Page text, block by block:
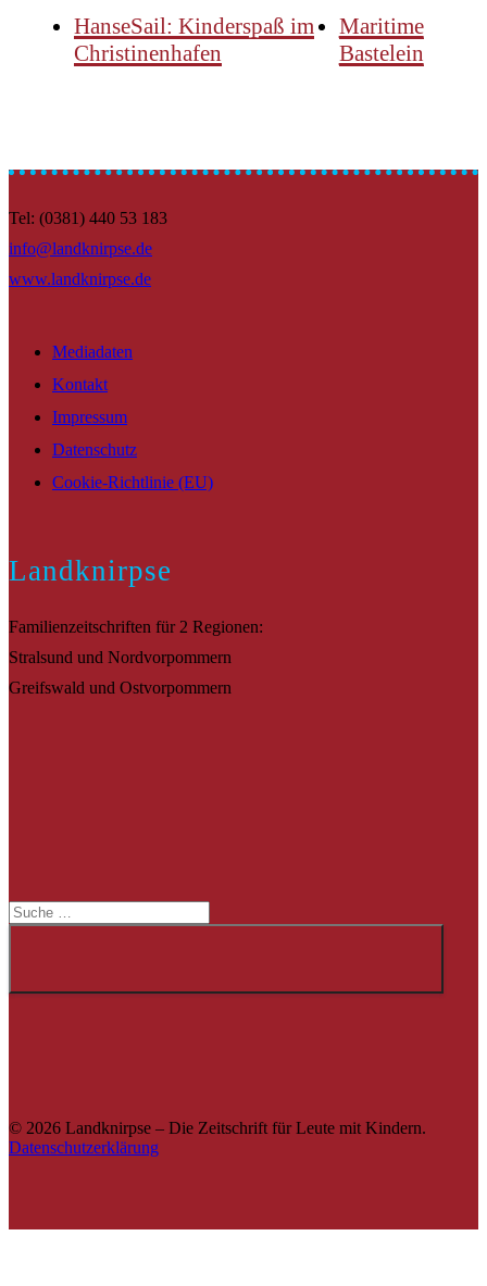
HanseSail: Kinderspaß im
Christinenhafen
Maritime
Bastelein
Tel: (0381) 440 53 183
info@landknirpse.de
www.landknirpse.de
Mediadaten
Kontakt
Impressum
Datenschutz
Cookie-Richtlinie (EU)
Landknirpse
Familienzeitschriften für 2 Regionen:
Stralsund und Nordvorpommern
Greifswald und Ostvorpommern
© 2026 Landknirpse – Die Zeitschrift für Leute mit Kindern.
Datenschutzerklärung